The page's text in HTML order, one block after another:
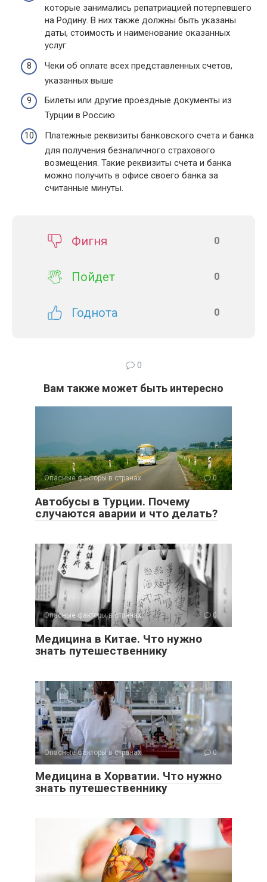
которые занимались репатриацией потерпевшего
на Родину. В них также должны быть указаны
даты, стоимость и наименование оказанных
услуг.
Чеки об оплате всех представленных счетов,
указанных выше
Билеты или другие проездные документы из
Турции в Россию
Платежные реквизиты банковского счета и банка
для получения безналичного страхового
возмещения. Такие реквизиты счета и банка
можно получить в офисе своего банка за
считанные минуты.
Фигня 0
Пойдет 0
Годнота 0
0
Вам также может быть интересно
Опасные факторы в странах 0
Автобусы в Турции. Почему
случаются аварии и что делать?
Опасные факторы в странах 0
Медицина в Китае. Что нужно
знать путешественнику
Опасные факторы в странах 0
Медицина в Хорватии. Что нужно
знать путешественнику